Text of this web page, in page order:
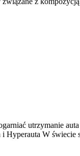
utrzymanie
Hyperauta W